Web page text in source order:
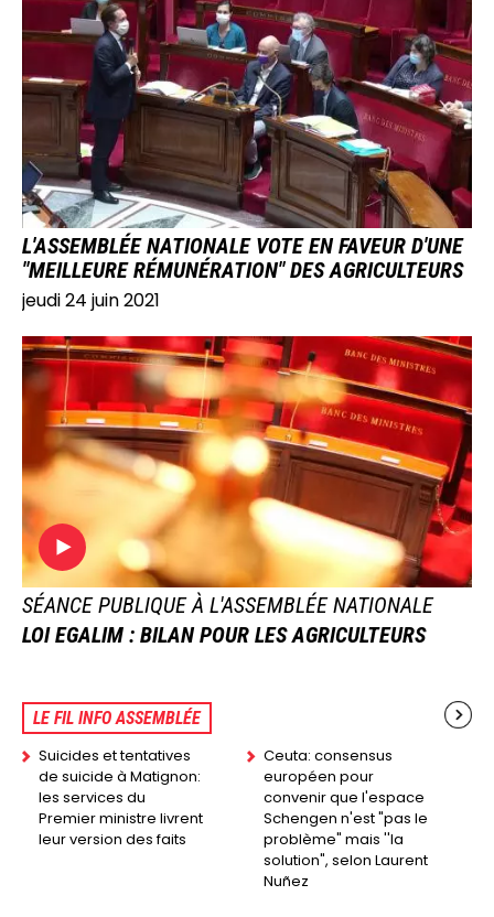
IMAGE
L'ASSEMBLÉE NATIONALE VOTE EN FAVEUR D'UNE
"MEILLEURE RÉMUNÉRATION" DES AGRICULTEURS
jeudi 24 juin 2021
IMAGE
SÉANCE PUBLIQUE À L'ASSEMBLÉE NATIONALE
LOI EGALIM : BILAN POUR LES AGRICULTEURS
LE FIL INFO ASSEMBLÉE
Suicides et tentatives
de suicide à Matignon:
les services du
Premier ministre livrent
leur version des faits
Ceuta: consensus
européen pour
convenir que l'espace
Schengen n'est "pas le
problème" mais ''la
solution", selon Laurent
Nuñez